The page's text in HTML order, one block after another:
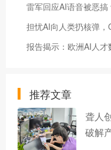
雷军回应AI语音被恶
担忧AI向人类扔核弹
报告揭示：欧洲AI人才
推荐文章
聋人
破解